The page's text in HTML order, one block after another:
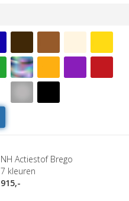
NH Actiestof Brego
7 kleuren
915,-